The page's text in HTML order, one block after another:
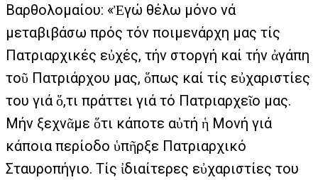
Βαρθολομαίου: «Ἐγώ θέλω μόνο νά
μεταβιβάσω πρός τόν ποιμενάρχη μας τίς
Πατριαρχικές εὐχές, τήν στοργή καί τήν ἀγάπη
τοῦ Πατριάρχου μας, ὅπως καί τίς εὐχαριστίες
του γιά ὅ,τι πράττει γιά τό Πατριαρχεῖο μας.
Μήν ξεχνᾶμε ὅτι κάποτε αὐτή ἡ Μονή γιά
κάποια περίοδο ὑπῆρξε Πατριαρχικό
Σταυροπήγιο. Τίς ἰδιαίτερες εὐχαριστίες του